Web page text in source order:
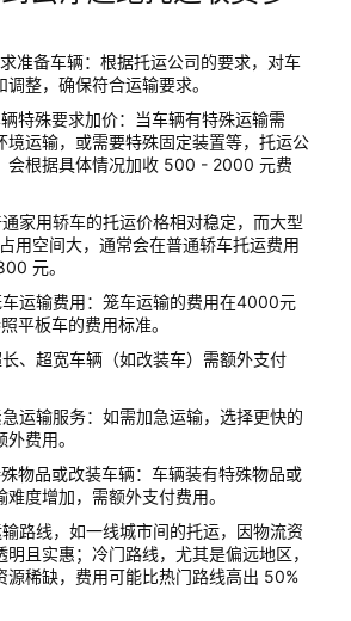
准备车辆：根据托运公司的要求，对车
整，确保符合运输要求。
特殊要求加价：当车辆有特殊运输需
境运输，或需要特殊固定装置等，托运公
会根据具体情况加收 500 - 2000 元费
家用轿车的托运价格相对稳定，而大型
用空间大，通常会在普通轿车托运费用
元。
运输费用：笼车运输的费用在4000元
平板车的费用标准。
、超宽车辆（如改装车）需额外支付
运输服务：如需加急运输，选择更快的
费用。
物品或改装车辆：车辆装有特殊物品或
度增加，需额外支付费用。
路线，如一线城市间的托运，因物流资
且实惠；冷门路线，尤其是偏远地区，
源稀缺，费用可能比热门路线高出 50%